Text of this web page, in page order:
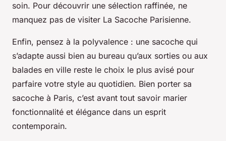
soin. Pour découvrir une sélection raffinée, ne
manquez pas de visiter La Sacoche Parisienne.
Enfin, pensez à la polyvalence : une sacoche qui
s’adapte aussi bien au bureau qu’aux sorties ou aux
balades en ville reste le choix le plus avisé pour
parfaire votre style au quotidien. Bien porter sa
sacoche à Paris, c’est avant tout savoir marier
fonctionnalité et élégance dans un esprit
contemporain.